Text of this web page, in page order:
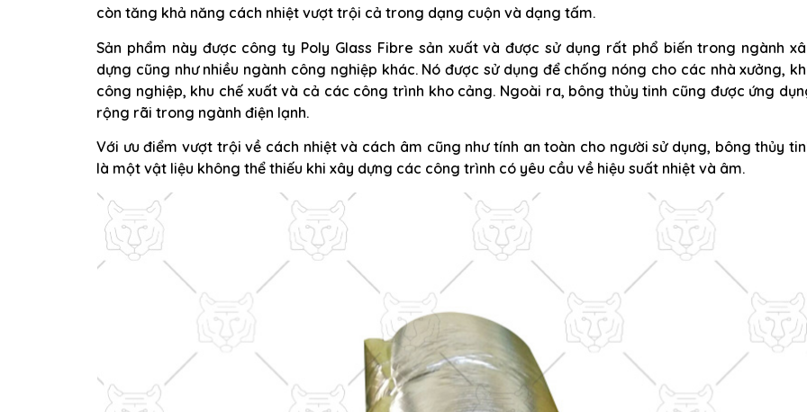
còn tăng khả năng cách nhiệt vượt trội cả trong dạng cuộn và dạng tấm.
Sản phẩm này được công ty Poly Glass Fibre sản xuất và được sử dụng rất phổ biến trong ngành
dựng cũng như nhiều ngành công nghiệp khác. Nó được sử dụng để chống nóng cho các nhà xưởng,
công nghiệp, khu chế xuất và cả các công trình kho cảng. Ngoài ra, bông thủy tinh cũng được ứng
rộng rãi trong ngành điện lạnh.
Với ưu điểm vượt trội về cách nhiệt và cách âm cũng như tính an toàn cho người sử dụng, bông thủy
là một vật liệu không thể thiếu khi xây dựng các công trình có yêu cầu về hiệu suất nhiệt và âm.